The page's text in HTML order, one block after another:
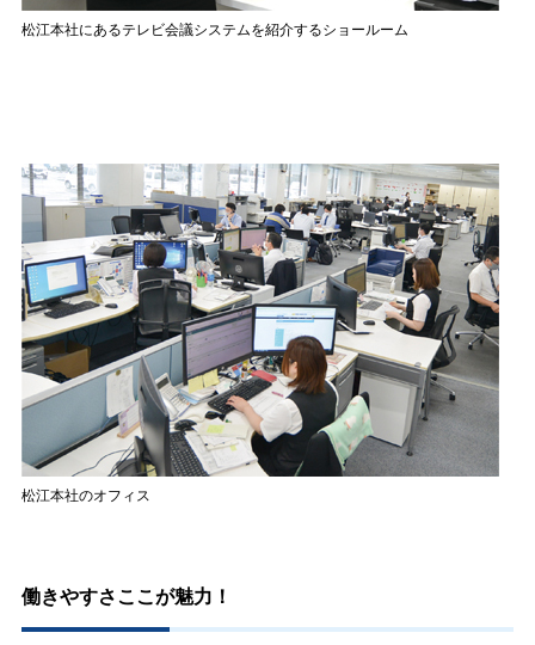
松江本社にあるテレビ会議システムを紹介するショールーム
松江本社のオフィス
働きやすさここが魅力！